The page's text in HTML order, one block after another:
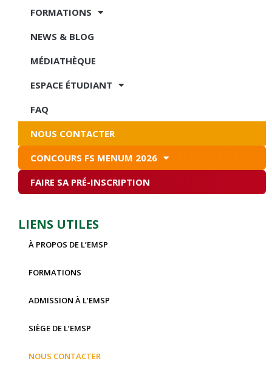
FORMATIONS
NEWS & BLOG
MÉDIATHÈQUE
ESPACE ÉTUDIANT
FAQ
NOUS CONTACTER
CONCOURS FS MENUM 2026
FAIRE SA PRÉ-INSCRIPTION
LIENS UTILES
À PROPOS DE L’EMSP
FORMATIONS
ADMISSION À L’EMSP
SIÈGE DE L’EMSP
NOUS CONTACTER